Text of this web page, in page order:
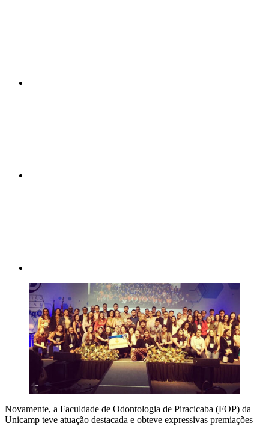
Novamente, a Faculdade de Odontologia de Piracicaba (FOP) da
Unicamp teve atuação destacada e obteve expressivas premiações